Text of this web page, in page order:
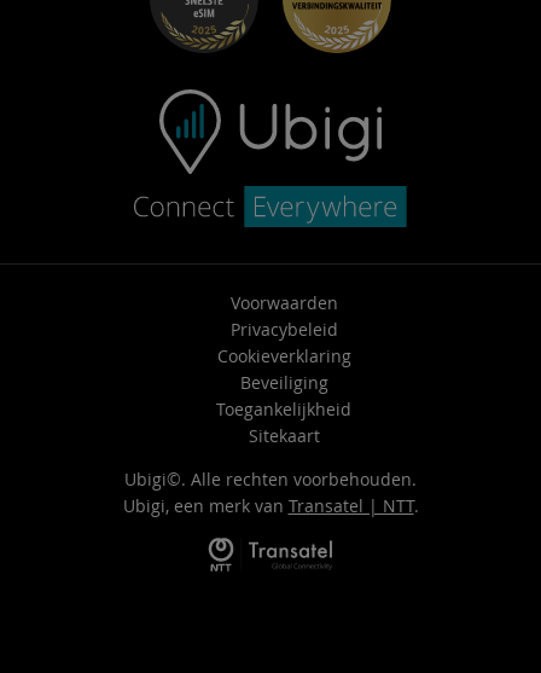
Neem contact op met ondersteuning
Voorwaarden
Privacybeleid
Cookieverklaring
Beveiliging
Toegankelijkheid
Sitekaart
Ubigi©. Alle rechten voorbehouden.
Ubigi, een merk van Transatel | NTT.